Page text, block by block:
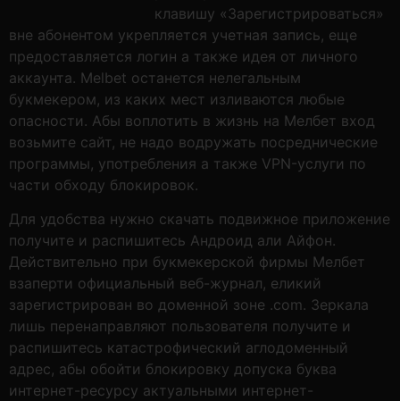
клавишу «Зарегистрироваться»
вне абонентом укрепляется учетная запись, еще
предоставляется логин а также идея от личного
аккаунта. Melbet останется нелегальным
букмекером, из каких мест изливаются любые
опасности. Абы воплотить в жизнь на Мелбет вход
возьмите сайт, не надо водружать посреднические
программы, употребления а также VPN-услуги по
части обходу блокировок.
Для удобства нужно скачать подвижное приложение
получите и распишитесь Андроид али Айфон.
Действительно при букмекерской фирмы Мелбет
взаперти официальный веб-журнал, еликий
зарегистрирован во доменной зоне .com. Зеркала
лишь перенаправляют пользователя получите и
распишитесь катастрофический аглодоменный
адрес, абы обойти блокировку допуска буква
интернет-ресурсу актуальными интернет-